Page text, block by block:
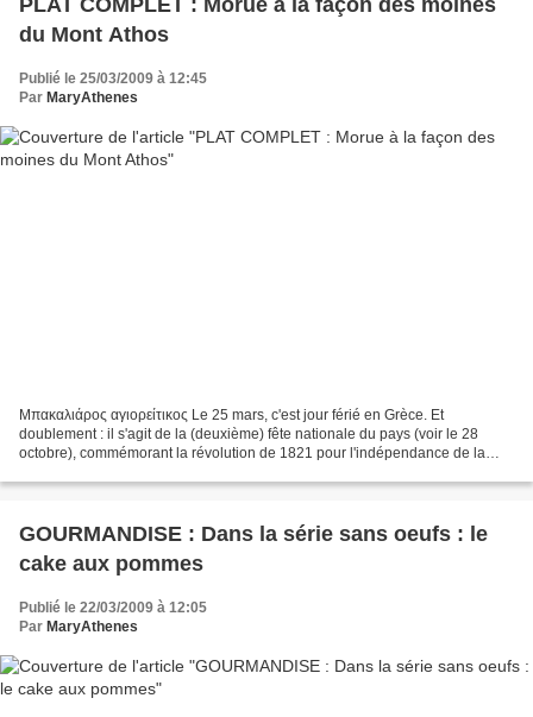
du Mont Athos
Publié le 25/03/2009 à 12:45
Par MaryAthenes
Μπακαλιάρος αγιορείτικος Le 25 mars, c'est jour férié en Grèce. Et
doublement : il s'agit de la (deuxième) fête nationale du pays (voir le 28
octobre), commémorant la révolution de 1821 pour l'indépendance de la
GOURMANDISE : Dans la série sans oeufs : le
cake aux pommes
Publié le 22/03/2009 à 12:05
Par MaryAthenes